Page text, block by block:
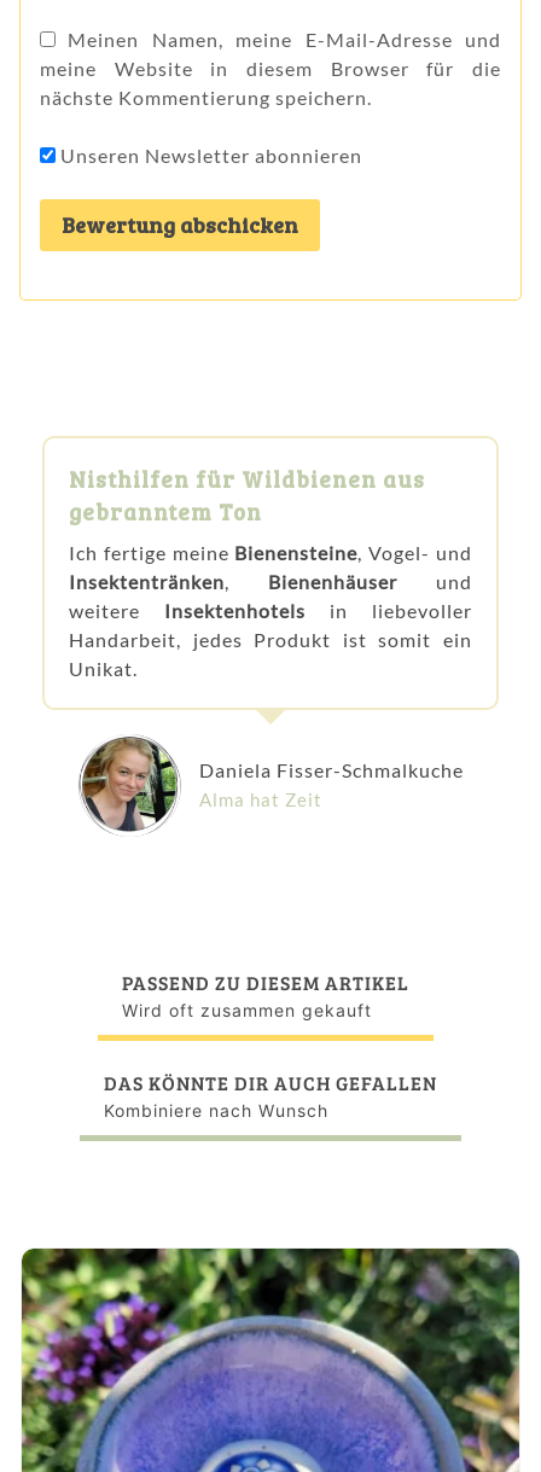
Meinen Namen, meine E-Mail-Adresse und
meine Website in diesem Browser für die
nächste Kommentierung speichern.
Unseren Newsletter abonnieren
Nisthilfen für Wildbienen aus
gebranntem Ton
Ich fertige meine Bienensteine , Vogel- und
Insektentränken
Bienenhäuser und
weitere Insektenhotels in liebevoller
Handarbeit, jedes Produkt ist somit ein
Unikat.
Daniela Fisser-Schmalkuche
Alma hat Zeit
PASSEND ZU DIESEM ARTIKEL
Wird oft zusammen gekauft
DAS KÖNNTE DIR AUCH GEFALLEN
Kombiniere nach Wunsch